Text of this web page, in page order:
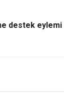
destek eylemi